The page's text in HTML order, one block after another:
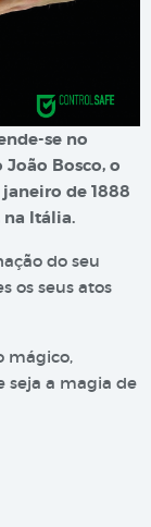
se no
Bosco, o
de 1888
na Itália.
do seu
os seus atos
mágico,
seja a magia de